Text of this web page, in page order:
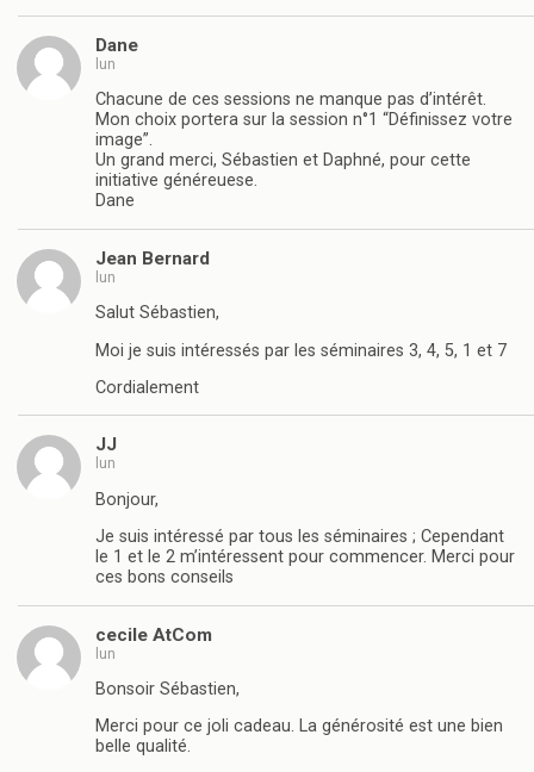
Dane
lun
Chacune de ces sessions ne manque pas d’intérêt.
Mon choix portera sur la session n°1 “Définissez votre
image”.
Un grand merci, Sébastien et Daphné, pour cette
initiative généreuese.
Dane
Jean Bernard
lun
Salut Sébastien,
Moi je suis intéressés par les séminaires 3, 4, 5, 1 et 7
Cordialement
JJ
lun
Bonjour,
Je suis intéressé par tous les séminaires ; Cependant
le 1 et le 2 m’intéressent pour commencer. Merci pour
ces bons conseils
cecile AtCom
lun
Bonsoir Sébastien,
Merci pour ce joli cadeau. La générosité est une bien
belle qualité.